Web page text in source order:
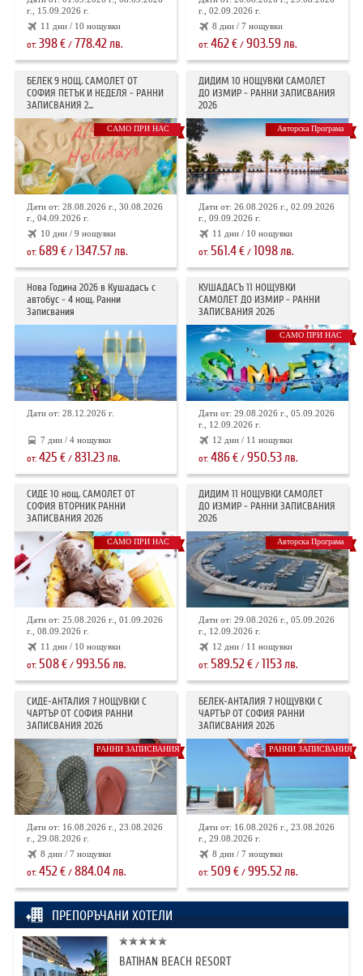
г., 15.09.2026 г.
11 дни / 10 нощувки
от: 398€/ 778.42лв.
г., 02.09.2026 г.
8 дни / 7 нощувки
от:462€ /903.59 лв.
БЕЛЕК 9 НОЩ. САМОЛЕТ ОТ
СОФИЯ ПЕТЪК И НЕДЕЛЯ - РАННИ
ЗАПИСВАНИЯ 2...
САМО ПРИ НАС
Дати от: 28.08.2026 г., 30.08.2026
г., 04.09.2026 г.
10 дни / 9 нощувки
от: 689 €/ 1347.57лв.
ДИДИМ 10 НОЩУВКИ САМОЛЕТ
ДО ИЗМИР - РАННИ ЗАПИСВАНИЯ
2026
Авторска Програма
Дати от: 26.08.2026 г., 02.09.2026
г., 09.09.2026 г.
11 дни / 10 нощувки
от:561.4€ / 1098лв.
Нова Година 2026 в Кушадасъ с
автобус - 4 нощ. Ранни
Записвания
Дати от: 28.12.2026 г.
7 дни / 4 нощувки
от: 425 €/ 831.23лв.
КУШАДАСЪ 11 НОЩУВКИ
САМОЛЕТ ДО ИЗМИР - РАННИ
ЗАПИСВАНИЯ 2026
САМО ПРИ НАС
Дати от: 29.08.2026 г., 05.09.2026
г., 12.09.2026 г.
12 дни / 11 нощувки
от:486€ /950.53лв.
СИДЕ 10 нощ. САМОЛЕТ ОТ
СОФИЯ ВТОРНИК РАННИ
ЗАПИСВАНИЯ 2026
САМО ПРИ НАС
Дати от: 25.08.2026 г., 01.09.2026
г., 08.09.2026 г.
11 дни / 10 нощувки
от: 508€/ 993.56лв.
ДИДИМ 11 НОЩУВКИ САМОЛЕТ
ДО ИЗМИР - РАННИ ЗАПИСВАНИЯ
2026
Авторска Програма
Дати от: 29.08.2026 г., 05.09.2026
г., 12.09.2026 г.
12 дни / 11 нощувки
от:589.52€ / 1153лв.
СИДЕ-АНТАЛИЯ 7 НОЩУВКИ С
ЧАРТЪР OT СОФИЯ РАННИ
ЗАПИСВАНИЯ 2026
РАННИ ЗАПИСВАНИЯ
Дати от: 16.08.2026 г., 23.08.2026
г., 29.08.2026 г.
8 дни / 7 нощувки
от: 452€/ 884.04лв.
БЕЛЕК-АНТАЛИЯ 7 НОЩУВКИ С
ЧАРТЪР ОТ СОФИЯ РАННИ
ЗАПИСВАНИЯ 2026
РАННИ ЗАПИСВАНИЯ
Дати от: 16.08.2026 г., 23.08.2026
г., 29.08.2026 г.
8 дни / 7 нощувки
от:509 € /995.52лв.
ПРЕПОРЪЧАНИ ХОТЕЛИ
BATIHAN BEACH RESORT